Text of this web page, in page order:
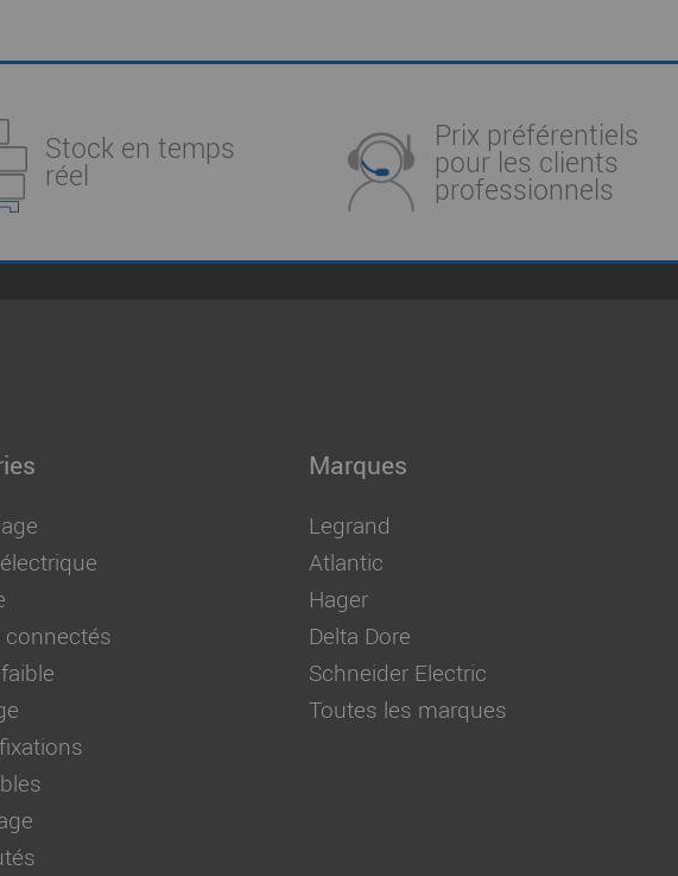
Stock en temps
réel
Prix préférentiels
pour les clients
professionnels
connectés
Marques
Legrand
Atlantic
Hager
Delta Dore
Schneider Electric
Toutes les marques